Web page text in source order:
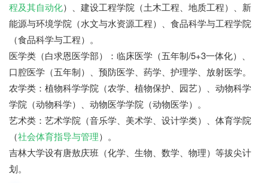
程及其自动化）、建设工程学院（土木工程、地质工程）、新
能源与环境学院（水文与水资源工程）、食品科学与工程学院
（食品科学与工程）。
医学类（白求恩医学部）：临床医学（五年制/5+3一体化）、
口腔医学（五年制）、预防医学、药学、护理学、放射医学。
农学类：植物科学学院（农学、植物保护、园艺）、动物科学
学院（动物科学）、动物医学学院（动物医学）。
艺术类：艺术学院（音乐学、美术学、设计学类）、体育学院
（社会体育指导与管理）。
吉林大学设有唐敖庆班（化学、生物、数学、物理）等拔尖计
划。